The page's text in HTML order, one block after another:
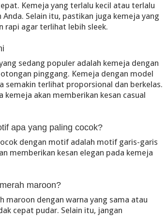
Kemeja yang terlalu kecil atau terlalu
Selain itu, pastikan juga kemeja yang
rapi agar terlihat lebih sleek.
sedang populer adalah kemeja dengan
pinggang. Kemeja dengan model
semakin terlihat proporsional dan berkelas.
akan memberikan kesan casual
apa yang paling cocok?
dengan motif adalah motif garis-garis
memberikan kesan elegan pada kemeja
maroon?
maroon dengan warna yang sama atau
cepat pudar. Selain itu, jangan